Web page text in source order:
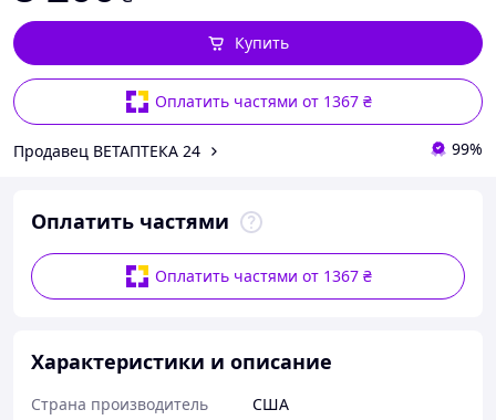
Оплатить частями от 1367 ₴
Купить
Продавец ВЕТАПТЕКА 24 99%
Оплатить частями
Оплатить частями от 1367 ₴
Характеристики и описание
Страна производитель
США